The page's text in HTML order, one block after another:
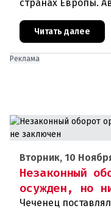
странах Европы.
образцовых
короны, но сейчас
Читать далее
Реклама
Вторник, 10
Незаконный
осужден, но
Чеченец